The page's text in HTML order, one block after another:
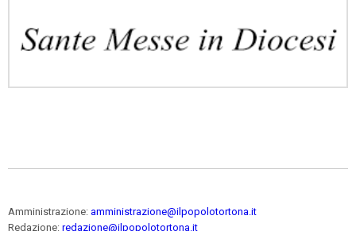
Amministrazione: amministrazione@ilpopolotortona.it
Redazione: redazione@ilpopolotortona.it